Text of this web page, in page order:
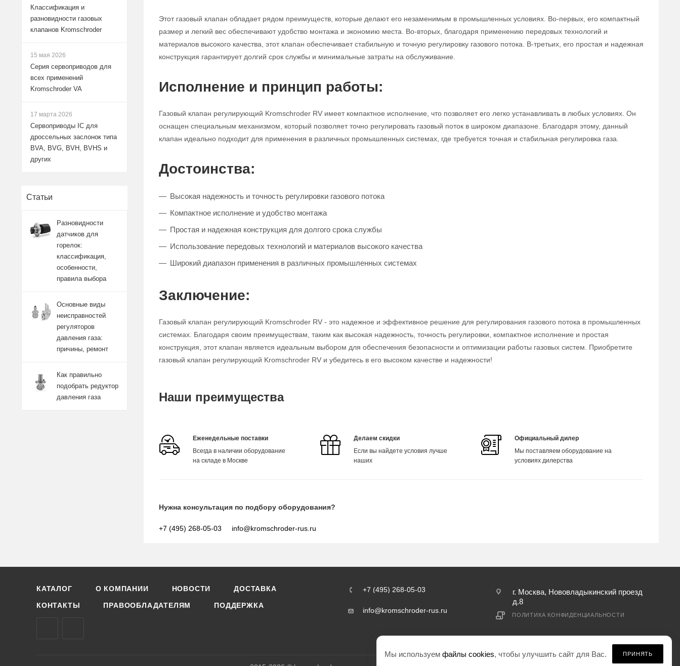
Этот газовый клапан обладает рядом преимуществ, которые делают его незаменимым в промышленных условиях. Во-первых, его компактный
размер и легкий вес обеспечивают удобство монтажа и экономию места. Во-вторых, благодаря применению передовых технологий и
материалов высокого качества, этот клапан обеспечивает стабильную и точную регулировку газового потока. В-третьих, его простая и надежная
конструкция гарантирует долгий срок службы и минимальные затраты на обслуживание.
Исполнение и принцип работы:
Газовый клапан регулирующий Kromschroder RV имеет компактное исполнение, что позволяет его легко устанавливать в любых условиях. Он
оснащен специальным механизмом, который позволяет точно регулировать газовый поток в широком диапазоне. Благодаря этому, данный
клапан идеально подходит для применения в различных промышленных системах, где требуется точная и стабильная регулировка газа.
Достоинства:
Высокая надежность и точность регулировки газового потока
Компактное исполнение и удобство монтажа
Простая и надежная конструкция для долгого срока службы
Использование передовых технологий и материалов высокого качества
Широкий диапазон применения в различных промышленных системах
Заключение:
Газовый клапан регулирующий Kromschroder RV - это надежное и эффективное решение для регулирования газового потока в промышленных
системах. Благодаря своим преимуществам, таким как высокая надежность, точность регулировки, компактное исполнение и простая
конструкция, этот клапан является идеальным выбором для обеспечения безопасности и оптимизации работы газовых систем. Приобретите
газовый клапан регулирующий Kromschroder RV и убедитесь в его высоком качестве и надежности!
Наши преимущества
Еженедельные поставки
Всегда в наличии оборудование
на складе в Москве
Делаем скидки
Если вы найдете условия лучше
наших
Официальный дилер
Мы поставляем оборудование на
условиях дилерства
Нужна консультация по подбору оборудования?
+7 (495) 268-05-03 info@kromschroder-rus.ru
Классификация и
разновидности газовых
клапанов Kromschroder
15 мая 2026
Серия сервоприводов для
всех применений
Kromschroder VA
17 марта 2026
Сервоприводы IC для
дроссельных заслонок типа
BVA, BVG, BVH, BVHS и
других
Статьи
Разновидности
датчиков для
горелок:
классификация,
особенности,
правила выбора
Основные виды
неисправностей
регуляторов
давления газа:
причины, ремонт
Как правильно
подобрать редуктор
давления газа
КАТАЛОГ О КОМПАНИИ НОВОСТИ ДОСТАВКА
КОНТАКТЫ ПРАВООБЛАДАТЕЛЯМ ПОДДЕРЖКА
+7 (495) 268-05-03
info@kromschroder-rus.ru
г. Москва, Нововладыкинский проезд
д.8
ПОЛИТИКА КОНФИДЕНЦИАЛЬНОСТИ
Мы используемфайлы cookies, чтобы улучшить сайт для Вас. ПРИНЯТЬ